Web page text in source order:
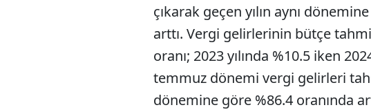
çıkarak geçen yılın aynı
arttı. Vergi gelirlerinin bütçe
oranı; 2023 yılında %10.5 iken
temmuz dönemi vergi gelirleri
dönemine göre %86.4 oranında